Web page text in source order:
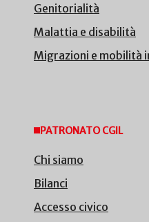
Genitorialità
Malattia e disabilità
Migrazioni e mobilità
PATRONATO CGIL
Chi siamo
Bilanci
Accesso civico